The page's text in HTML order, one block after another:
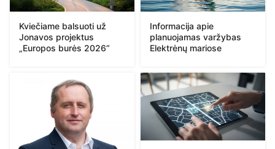
Kviečiame balsuoti už
Jonavos projektus
„Europos burės 2026“
Informacija apie
planuojamas varžybas
Elektrėnų mariose